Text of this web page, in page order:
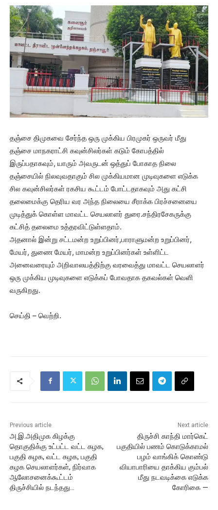
தஞ்சை திமுகவை சேர்ந்த ஒரு முக்கிய பிரமுகர் ஒருவர் மீது
தஞ்சை மாநகராட்சி கவுன்சிலர்கள் கடும் கோபத்தில்
இருப்பதாகவும், யாரும் அவருடன் ஒத்துப் போகாத நிலை
தஞ்சையில் நிலவுவதாகும் சில முக்கியமான முடிவுகளை எடுக்க
சில கவுன்சிலர்கள் ரகசிய கூட்டம் போட்டதாகவும் அது கட்சி
தலைமைக்கு தெரிய வர அந்த நிலையை சீராக்க பிரச்சனையை
முடித்துக் கொள்ள மாவட்ட செயலாளர் துரை.சந்திரசேகருக்கு
கட்சித் தலைமை உத்தரவிட்டுள்ளதாம்.
அதனால் இன்று சட்டமன்ற உறுப்பினர்,பாராளுமன்ற உறுப்பினர்,
மேயர், துணை மேயர், மாமன்ற உறுப்பினர்கள் உள்ளிட்ட
அனைவரையும் அறிவாலயத்திற்கு வரவைத்து மாவட்ட செயலாளர்
ஒரு முக்கிய முடிவுகளை எடுக்கப் போவதாக தகவல்கள் வெளி
வருகிறது.
செய்தி – வெற்றி.
Previous article
அ.இ.அதிமுக கிழக்கு
தொகுதிக்கு உட்பட்ட வட்ட கழக,
பகுதி கழக, வட்ட கழக, பகுதி
கழக செயலாளர்கள், நிர்வாக
ஆலோசனைக்கூட்டம்
திருச்சியில் நடந்தது…
Next article
திருச்சி காந்தி மார்கெட்
பகுதியில் பணம் கொடுக்காமல்
பழம் வாங்கிக் கொண்டு
வியாபாரியை தாக்கிய கும்பல்
மீது நடவடிக்கை எடுக்க
கோரிகை —